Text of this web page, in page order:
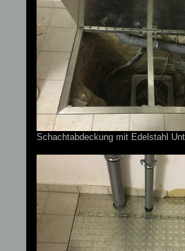
Schachtabdeckung mit Edelstahl